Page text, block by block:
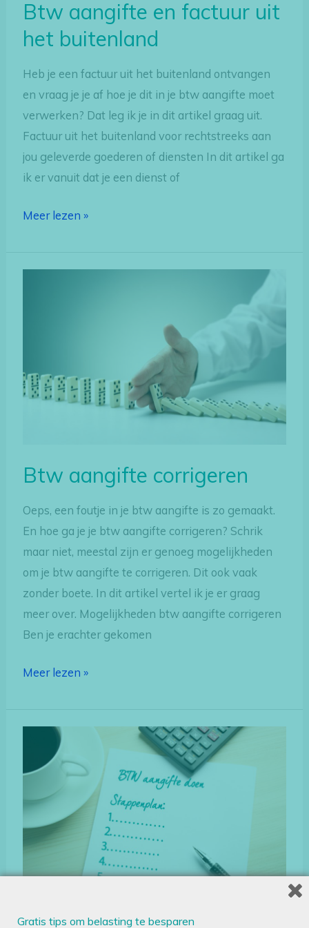
Btw aangifte en factuur uit
het buitenland
Heb je een factuur uit het buitenland ontvangen
en vraag je je af hoe je dit in je btw aangifte moet
verwerken? Dat leg ik je in dit artikel graag uit.
Factuur uit het buitenland voor rechtstreeks aan
jou geleverde goederen of diensten In dit artikel ga
ik er vanuit dat je een dienst of
Meer lezen »
Btw aangifte corrigeren
Oeps, een foutje in je btw aangifte is zo gemaakt.
En hoe ga je je btw aangifte corrigeren? Schrik
maar niet, meestal zijn er genoeg mogelijkheden
om je btw aangifte te corrigeren. Dit ook vaak
zonder boete. In dit artikel vertel ik je er graag
meer over. Mogelijkheden btw aangifte corrigeren
Ben je erachter gekomen
Meer lezen »
Stappenplan
aangifte
doen
zzp
Gratis tips om belasting te besparen